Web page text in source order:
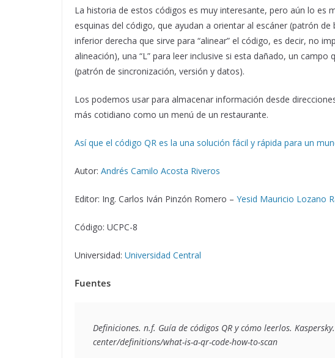
La historia de estos códigos es muy interesante, pero aún lo es
esquinas del código, que ayudan a orientar al escáner (patrón
inferior derecha que sirve para “alinear” el código, es decir, no
alineación), una “L” para leer inclusive si esta dañado, un
(patrón de sincronización, versión y datos).
Los podemos usar para almacenar información desde
más cotidiano como un menú de un restaurante.
Así que el código QR es la una solución fácil y rápida para un
Autor: Andrés Camilo Acosta Riveros
Editor: Ing. Carlos Iván Pinzón Romero – Yesid Mauricio Lozano
Código: UCPC-8
Universidad: Universidad Central
Fuentes
Definiciones. n.f. Guía de códigos QR y cómo leerlos.
center/definitions/what-is-a-qr-code-how-to-scan